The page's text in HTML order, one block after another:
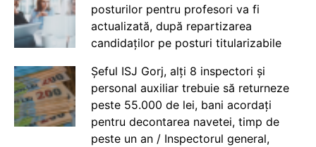
posturilor pentru profesori va fi
actualizată, după repartizarea
candidaților pe posturi titularizabile
Șeful ISJ Gorj, alți 8 inspectori și
personal auxiliar trebuie să returneze
peste 55.000 de lei, bani acordați
pentru decontarea navetei, timp de
peste un an / Inspectorul general,